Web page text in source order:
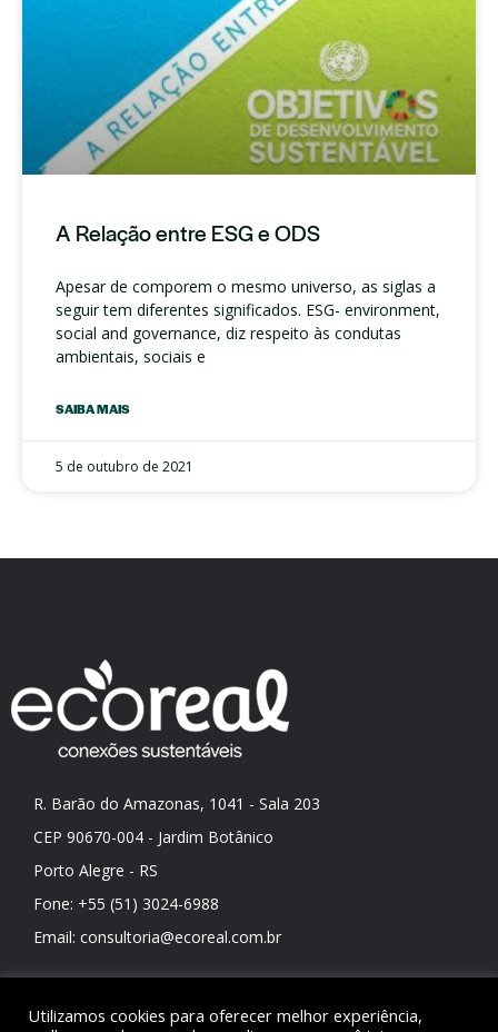
A Relação entre ESG e ODS
Apesar de comporem o mesmo universo, as siglas a
seguir tem diferentes significados. ESG- environment,
social and governance, diz respeito às condutas
ambientais, sociais e
SAIBA MAIS
5 de outubro de 2021
R. Barão do Amazonas, 1041 - Sala 203
CEP 90670-004 - Jardim Botânico
Porto Alegre - RS
Fone: +55 (51) 3024-6988
Email: consultoria@ecoreal.com.br
Assine nossa newsletter
Utilizamos cookies para oferecer melhor experiência,